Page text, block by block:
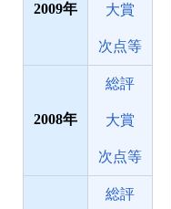
2009 大賞
次点等
2008
総評
大賞
次点等
総評